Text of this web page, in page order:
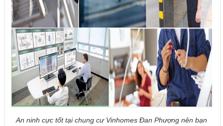
An ninh cực tốt tại chung cư Vinhomes Đan Phượng nên bạn